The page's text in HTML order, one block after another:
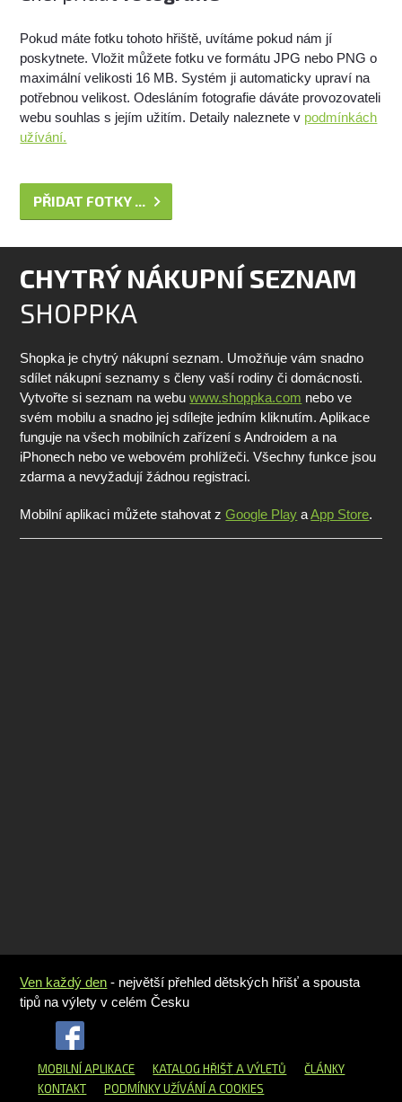
Pokud máte fotku tohoto hřiště, uvítáme pokud nám jí
poskytnete. Vložit můžete fotku ve formátu JPG nebo PNG o
maximální velikosti 16 MB. Systém ji automaticky upraví na
potřebnou velikost. Odesláním fotografie dáváte provozovateli
webu souhlas s jejím užitím. Detaily naleznete v podmínkách
užívání.
PŘIDAT FOTKY ...
CHYTRÝ NÁKUPNÍ SEZNAM
SHOPPKA
Shopka je chytrý nákupní seznam. Umožňuje vám snadno
sdílet nákupní seznamy s členy vaší rodiny či domácnosti.
Vytvořte si seznam na webuwww.shoppka.com nebo ve
svém mobilu a snadno jej sdílejte jedním kliknutím. Aplikace
funguje na všech mobilních zařízení s Androidem a na
iPhonech nebo ve webovém prohlížeči. Všechny funkce jsou
zdarma a nevyžadují žádnou registraci.
Mobilní aplikaci můžete stahovat zGoogle Play aApp Store.
Ven každý den - největší přehled dětských hřišť a spousta
tipů na výlety v celém Česku
MOBILNÍ APLIKACE KATALOG HŘIŠŤA VÝLETŮ
ČLÁNKY
KONTAKT
PODMÍNKY UŽÍVÁNÍ A COOKIES